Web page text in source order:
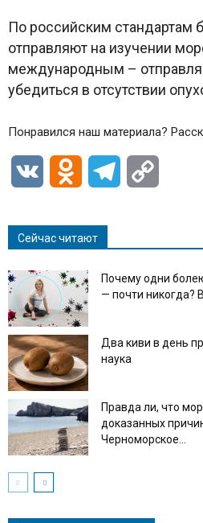
По российским стандартам
отправляют на изучении
международным –
убедиться в отсутствии
Понравился наш материала?
VK Odnoklassniki
Telegram
Сейчас читают
Почему одни
— почти никогда?
Два киви в день
наука
Правда ли, что
доказанных
Черноморское...